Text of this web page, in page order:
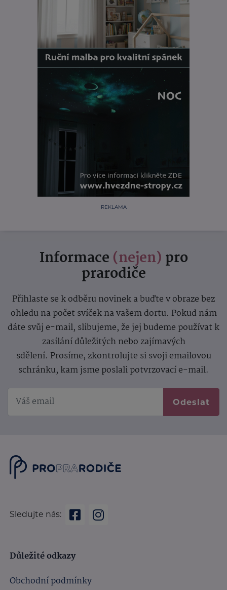
REKLAMA
Informace (nejen) pro
prarodiče
Přihlaste se k odběru novinek a buďte v obraze bez
ohledu na počet svíček na vašem dortu. Pokud nám
dáte svůj e-mail, slibujeme, že jej budeme používat k
zasílání důležitých nebo zajímavých
sdělení. Prosíme, zkontrolujte si svoji emailovou
schránku, kam jsme poslali potvrzovací e-mail.
Odeslat
Sledujte nás:
Důležité odkazy
Obchodní podmínky